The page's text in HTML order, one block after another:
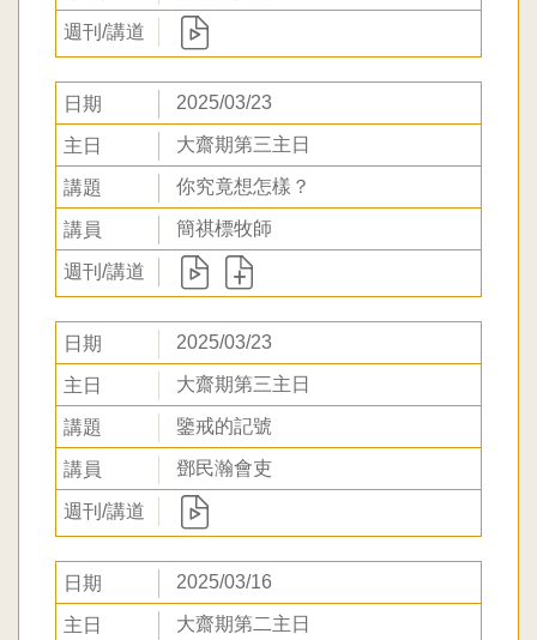
2025/03/23
大齋期第三主日
你究竟想怎樣？
簡祺標牧師
2025/03/23
大齋期第三主日
鑒戒的記號
鄧民瀚會吏
2025/03/16
大齋期第二主日